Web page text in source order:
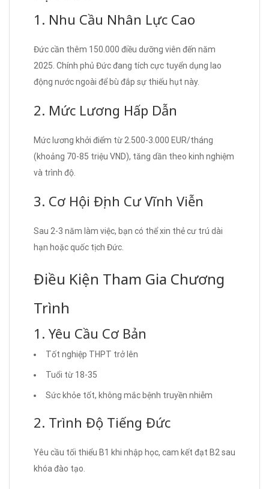
1. Nhu Cầu Nhân Lực Cao
Đức cần thêm 150.000 điều dưỡng viên đến năm
2025. Chính phủ Đức đang tích cực tuyển dụng lao
động nước ngoài để bù đắp sự thiếu hụt này.
2. Mức Lương Hấp Dẫn
Mức lương khởi điểm từ 2.500-3.000 EUR/tháng
(khoảng 70-85 triệu VND), tăng dần theo kinh nghiệm
và trình độ.
3. Cơ Hội Định Cư Vĩnh Viễn
Sau 2-3 năm làm việc, bạn có thể xin thẻ cư trú dài
hạn hoặc quốc tịch Đức.
Điều Kiện Tham Gia Chương
Trình
1. Yêu Cầu Cơ Bản
Tốt nghiệp THPT trở lên
Tuổi từ 18-35
Sức khỏe tốt, không mắc bệnh truyền nhiễm
2. Trình Độ Tiếng Đức
Yêu cầu tối thiểu B1 khi nhập học, cam kết đạt B2 sau
khóa đào tạo.